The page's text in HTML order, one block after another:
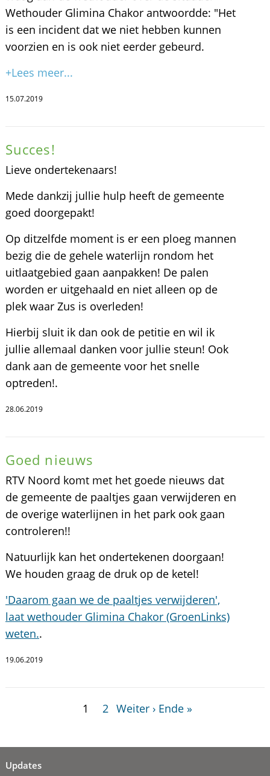
Wethouder Glimina Chakor antwoordde: "Het
is een incident dat we niet hebben kunnen
voorzien en is ook niet eerder gebeurd.
+Lees meer...
15.07.2019
Succes!
Lieve ondertekenaars!
Mede dankzij jullie hulp heeft de gemeente
goed doorgepakt!
Op ditzelfde moment is er een ploeg mannen
bezig die de gehele waterlijn rondom het
uitlaatgebied gaan aanpakken! De palen
worden er uitgehaald en niet alleen op de
plek waar Zus is overleden!
Hierbij sluit ik dan ook de petitie en wil ik
jullie allemaal danken voor jullie steun! Ook
dank aan de gemeente voor het snelle
optreden!.
28.06.2019
Goed nieuws
RTV Noord komt met het goede nieuws dat
de gemeente de paaltjes gaan verwijderen en
de overige waterlijnen in het park ook gaan
controleren!!
Natuurlijk kan het ondertekenen doorgaan!
We houden graag de druk op de ketel!
'Daarom gaan we de paaltjes verwijderen',
laat wethouder Glimina Chakor (GroenLinks)
weten..
19.06.2019
1 2 Weiter › Ende »
Updates